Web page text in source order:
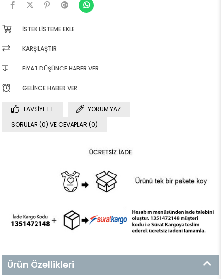
İSTEK LISTEME EKLE
KARŞILAŞTIR
FIYAT DÜŞÜNCE HABER VER
GELINCE HABER VER
TAVSIYE ET
YORUM YAZ
SORULAR (0) VE CEVAPLAR (0)
Ürün Özellikleri